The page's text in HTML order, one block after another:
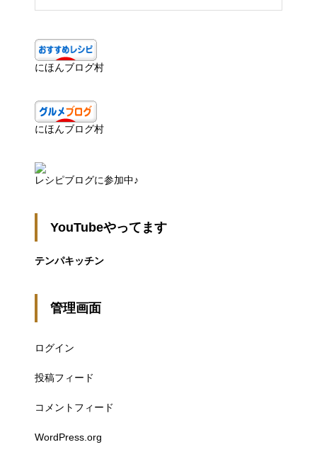
にほんブログ村
にほんブログ村
レシピブログに参加中♪
YouTubeやってます
テンパキッチン
管理画面
ログイン
投稿フィード
コメントフィード
WordPress.org